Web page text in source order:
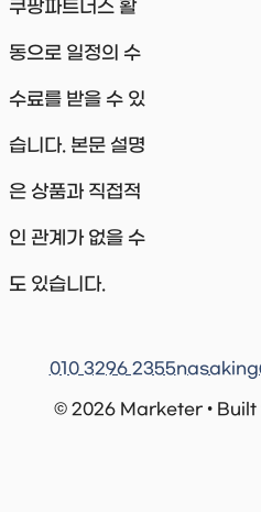
쿠팡파트너스 활
동으로 일정의 수
수료를 받을 수 있
습니다. 본문 설명
은 상품과 직접적
인 관계가 없을 수
도 있습니다.
© 2026 Marketer •
010 3296 2355